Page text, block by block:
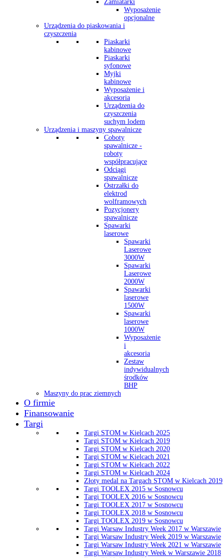
Zamiatarki
Wyposażenie
opcjonalne
Urządzenia do piaskowania i
czyszczenia
Piaskarki
kabinowe
Piaskarki
syfonowe
Myjki
kabinowe
Wyposażenie i
akcesoria
Urządzenia do
czyszczenia
suchym lodem
Urządzenia i maszyny spawalnicze
Coboty
spawalnicze -
roboty
współpracujące
Odciągi
spawalnicze
Ostrzałki do
elektrod
wolframowych
Pozycjonery
spawalnicze
Spawarki
laserowe
Spawarki
Laserowe
3000W
Spawarki
Laserowe
2000W
Spawarki
laserowe
1500W
Spawarki
laserowe
1000W
Wyposażenie
i
akcesoria
Zestaw
indywidualnych
środków
BHP
Maszyny do prac ziemnych
O firmie
Finansowanie
Targi
Targi STOM w Kielcach 2025
Targi STOM w Kielcach 2019
Targi STOM w Kielcach 2020
Targi STOM w Kielcach 2021
Targi STOM w Kielcach 2022
Targi STOM w Kielcach 2024
Złoty medal na Targach STOM w Kielcach 2019
Targi TOOLEX 2015 w Sosnowcu
Targi TOOLEX 2016 w Sosnowcu
Targi TOOLEX 2017 w Sosnowcu
Targi TOOLEX 2018 w Sosnowcu
Targi TOOLEX 2019 w Sosnowcu
Targi Warsaw Industry Week 2017 w Warszawie
Targi Warsaw Industry Week 2019 w Warszawie
Targi Warsaw Industry Week 2021 w Warszawie
Targi Warsaw Industry Week w Warszawie 2018